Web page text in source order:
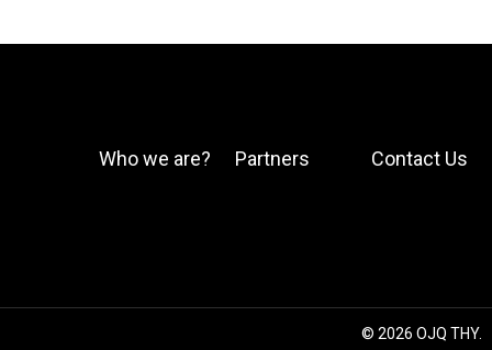
Who we are? Partners Contact Us
© 2026 OJQ THY.